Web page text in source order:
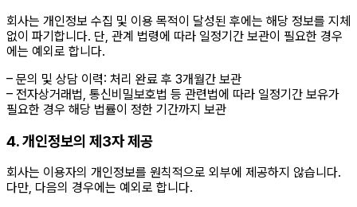
회사는 개인정보 수집 및 이용 목적이 달성된 후에는 해당 정보를 지체
없이 파기합니다. 단, 관계 법령에 따라 일정기간 보관이 필요한 경우
에는 예외로 합니다.
– 문의 및 상담 이력: 처리 완료 후 3개월간 보관
– 전자상거래법, 통신비밀보호법 등 관련법에 따라 일정기간 보유가
필요한 경우 해당 법률이 정한 기간까지 보관
4. 개인정보의 제3자 제공
회사는 이용자의 개인정보를 원칙적으로 외부에 제공하지 않습니다.
다만, 다음의 경우에는 예외로 합니다.